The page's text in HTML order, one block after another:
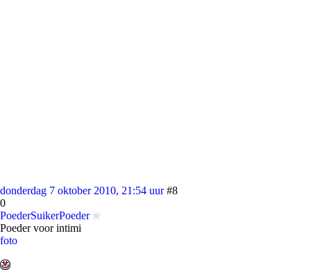
donderdag 7 oktober 2010, 21:54 uur #8
0
PoederSuikerPoeder
Poeder voor intimi
foto